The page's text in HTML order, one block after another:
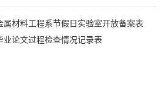
属材料工程系节假日实验室开放备案表
业论文过程检查情况记录表